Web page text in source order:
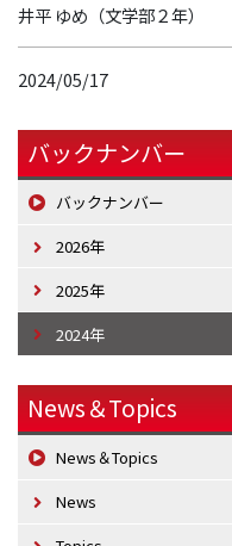
井平 ゆめ（文学部２年）
2024/05/17
バックナンバー
バックナンバー
2026年
2025年
2024年
News＆Topics
News＆Topics
News